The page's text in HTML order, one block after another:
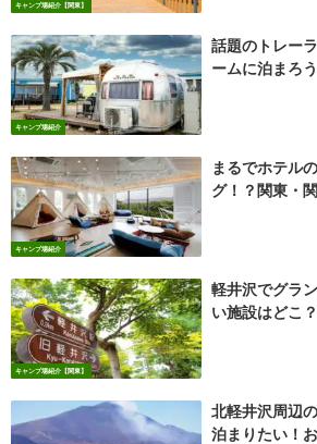
キャンプ場紹介【関東】
キャンプ場紹介
話題のトレー
ームに泊まろ
キャンプ場紹介
まるでホテル
グ！？関東・
キャンプ場紹介【関東】
軽井沢でグラ
い施設はどこ？
北軽井沢周辺
泊まりたい！